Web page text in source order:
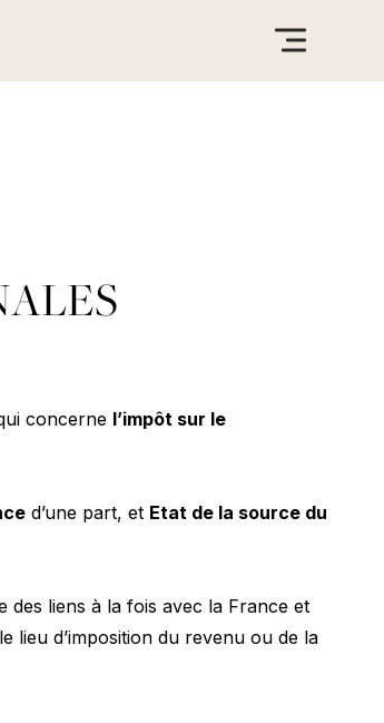
concerne l’impôt sur le
d’une part, et Etat de la source du
des liens à la fois avec la France et
lieu d’imposition du revenu ou de la